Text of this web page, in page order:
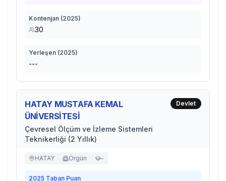
Kontenjan (2025)
30
Yerleşen (2025)
---
HATAY MUSTAFA KEMAL
ÜNİVERSİTESİ
Çevresel Ölçüm ve İzleme Sistemleri
Teknikerliği (2 Yıllık)
Devlet
HATAY Örgün -
2025 Taban Puan